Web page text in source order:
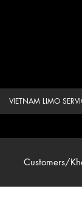
VIETNAM LIMO
Customers/